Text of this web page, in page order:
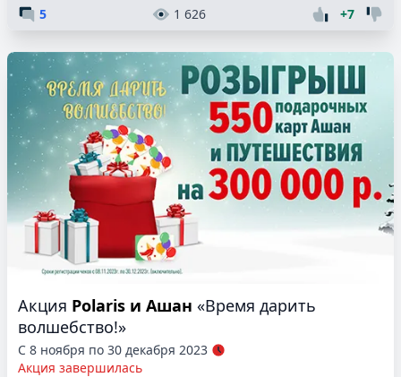
5 1 626 +7
Акция Polaris и Ашан «Время дарить
волшебство!»
С 8 ноября по 30 декабря 2023
Акция завершилась